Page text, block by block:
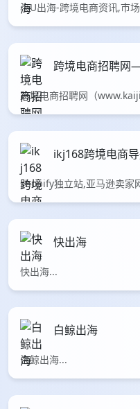
小U出海-跨境电商资讯,市
跨境电商招聘网
跨境电商招聘网（
ikj168跨境电商
shopify独立站,亚马逊卖家
快出海
快出海...
白鲸出海
白鲸出海...